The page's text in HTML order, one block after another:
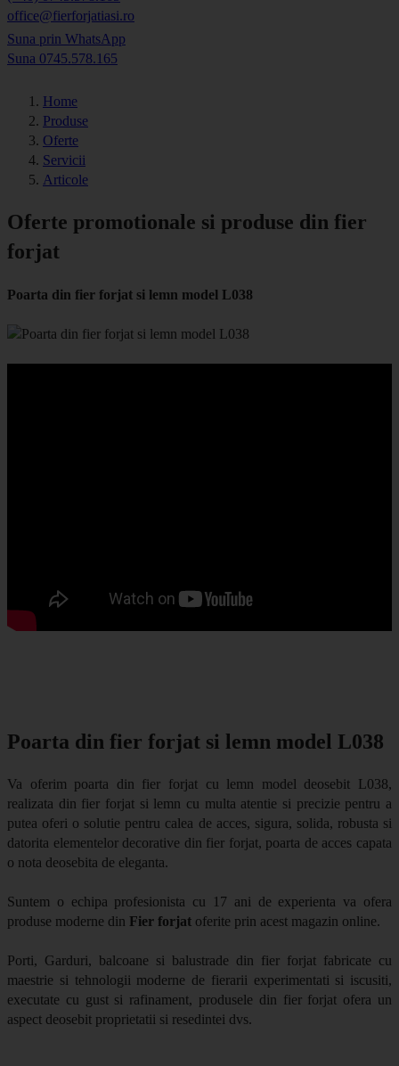
office@fierforjatiasi.ro
Suna prin WhatsApp
Suna 0745.578.165
Home
Produse
Oferte
Servicii
Articole
Oferte promotionale si produse din fier
forjat
Poarta din fier forjat si lemn model L038
Poarta din fier forjat si lemn model L038
Va oferim poarta din fier forjat cu lemn model deosebit L038,
realizata din fier forjat si lemn cu multa atentie si precizie pentru a
putea oferi o solutie pentru calea de acces, sigura, solida, robusta si
datorita elementelor decorative din fier forjat, poarta de acces capata
o nota deosebita de eleganta.
Suntem o echipa profesionista cu 17 ani de experienta va ofera
produse moderne din Fier forjat oferite prin acest magazin online.
Porti, Garduri, balcoane si balustrade din fier forjat fabricate cu
maestrie si tehnologii moderne de fierarii experimentati si iscusiti,
executate cu gust si rafinament, produsele din fier forjat ofera un
aspect deosebit proprietatii si resedintei dvs.